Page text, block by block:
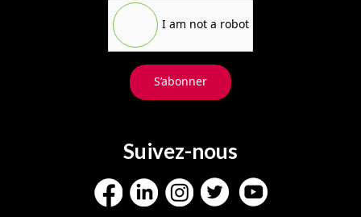
I am not a robot
S’abonner
Suivez-nous